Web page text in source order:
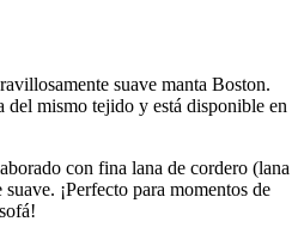
suave manta Boston.
del mismo tejido y está disponible en
con fina lana de cordero (lana
¡Perfecto para momentos de